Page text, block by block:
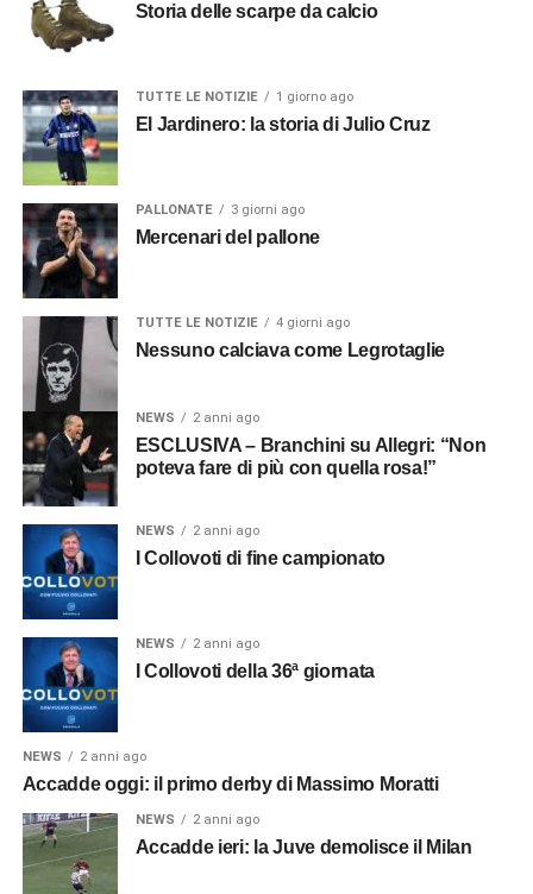
Storia delle scarpe da calcio
TUTTE LE NOTIZIE 1 giorno ago
El Jardinero: la storia di Julio Cruz
PALLONATE 3 giorni ago
Mercenari del pallone
TUTTE LE NOTIZIE 4 giorni ago
Nessuno calciava come Legrotaglie
NEWS 2 anni ago
ESCLUSIVA – Branchini su Allegri: “Non
poteva fare di più con quella rosa!”
NEWS 2 anni ago
I Collovoti di fine campionato
NEWS 2 anni ago
I Collovoti della 36ª giornata
NEWS 2 anni ago
Accadde oggi: il primo derby di Massimo Moratti
NEWS 2 anni ago
Accadde ieri: la Juve demolisce il Milan